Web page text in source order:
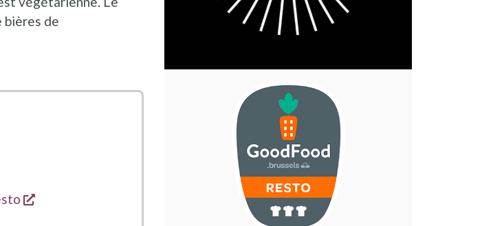
bières de
s'ouvre dans une nouvelle fenêtre